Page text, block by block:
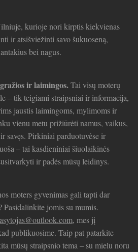
kurioje nori kirptis kiekvienas
ir atsišviežinti savo šukuoseną,
bei nagus.
ir laimingos.Tai visų moterų
– tik teigiami straipsniai ir informacija,
jaustis laimingoms, mylimoms ir
vienu metu prižiūrėti namus, vaikus,
savęs. Pirkiniai parduotuvėse ir
– tai kasdieniniai šiuolaikinės
ir padės mūsų leidinys.
moters gyvenimas gali tapti dar
Pasidalinkite jomis su mumis.
, mes jį
publikuosime. Taip pat patarkite
mūsų straipsnio tema – su mielu noru